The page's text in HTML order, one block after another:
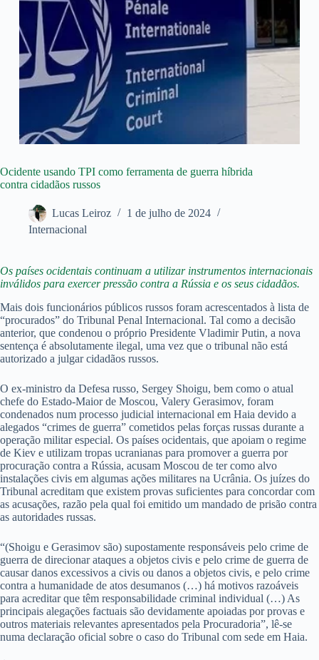
Ocidente usando TPI como ferramenta de guerra híbrida
contra cidadãos russos
Lucas Leiroz
1 de julho de 2024
Internacional
Os países ocidentais continuam a utilizar instrumentos internacionais
inválidos para exercer pressão contra a Rússia e os seus cidadãos.
Mais dois funcionários públicos russos foram acrescentados à lista de
“procurados” do Tribunal Penal Internacional. Tal como a decisão
anterior, que condenou o próprio Presidente Vladimir Putin, a nova
sentença é absolutamente ilegal, uma vez que o tribunal não está
autorizado a julgar cidadãos russos.
O ex-ministro da Defesa russo, Sergey Shoigu, bem como o atual
chefe do Estado-Maior de Moscou, Valery Gerasimov, foram
condenados num processo judicial internacional em Haia devido a
alegados “crimes de guerra” cometidos pelas forças russas durante a
operação militar especial. Os países ocidentais, que apoiam o regime
de Kiev e utilizam tropas ucranianas para promover a guerra por
procuração contra a Rússia, acusam Moscou de ter como alvo
instalações civis em algumas ações militares na Ucrânia. Os juízes do
Tribunal acreditam que existem provas suficientes para concordar com
as acusações, razão pela qual foi emitido um mandado de prisão contra
as autoridades russas.
“(Shoigu e Gerasimov são) supostamente responsáveis ​​pelo crime de
guerra de direcionar ataques a objetos civis e pelo crime de guerra de
causar danos excessivos a civis ou danos a objetos civis, e pelo crime
contra a humanidade de atos desumanos (…) há motivos razoáveis ​​
para acreditar que têm responsabilidade criminal individual (…) As
principais alegações factuais são devidamente apoiadas por provas e
outros materiais relevantes apresentados pela Procuradoria”, lê-se
numa declaração oficial sobre o caso do Tribunal com sede em Haia.